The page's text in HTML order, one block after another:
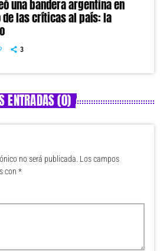
una bandera argentina en
de las críticas al país: la
3
ENTRADAS (0)
no será publicada. Los campos
con *